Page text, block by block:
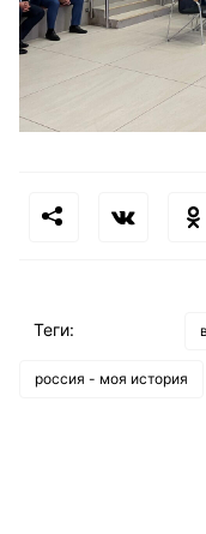
Теги:
россия - моя история